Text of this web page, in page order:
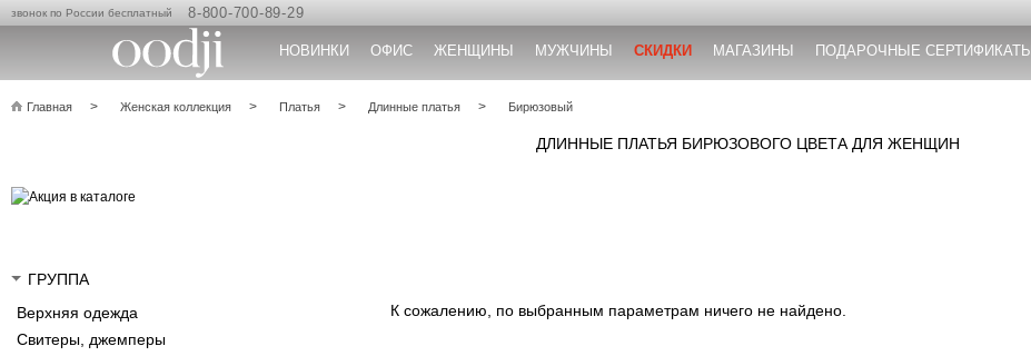
звонок по России бесплатный 8-800-700-89-29
НОВИНКИ ОФИС ЖЕНЩИНЫ МУЖЧИНЫ СКИДКИ МАГАЗИНЫ ПОДАРОЧНЫЕ СЕРТИФИКАТЫ
Главная Женская коллекция Платья Длинные платья Бирюзовый
ДЛИННЫЕ ПЛАТЬЯ БИРЮЗОВОГО ЦВЕТА ДЛЯ ЖЕНЩИН
ГРУППА
Верхняя одежда
Свитеры, джемперы
К сожалению, по выбранным параметрам ничего не найдено.